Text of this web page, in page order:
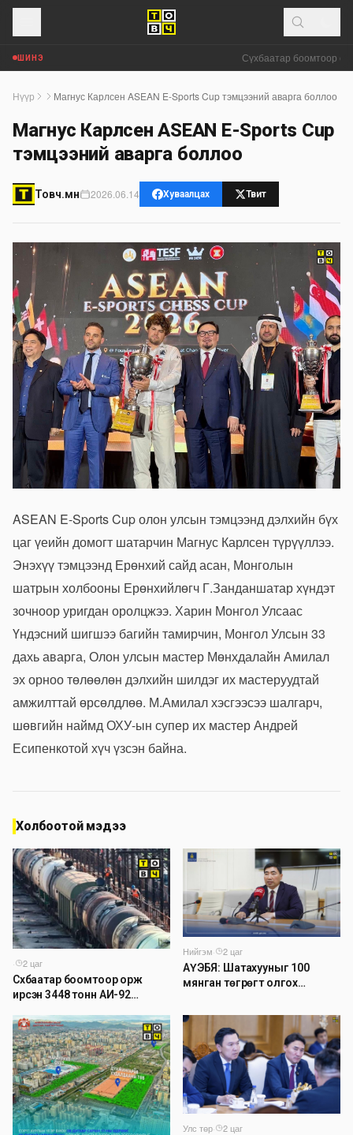
ШИНЭ Сүхбаатар боомтоор
Нүүр Магнус Карлсен ASEAN E-Sports Cup тэмцээний аварга боллоо
Магнус Карлсен ASEAN E-Sports Cup
тэмцээний аварга боллоо
Товч.мн 2026.06.14 Хуваалцах Твит
ASEAN E-Sports Cup олон улсын тэмцээнд дэлхийн бүх
цаг үеийн домогт шатарчин Магнус Карлсен түрүүллээ.
Энэхүү тэмцээнд Ерөнхий сайд асан, Монголын
шатрын холбооны Ерөнхийлөгч Г.Занданшатар хүндэт
зочноор уригдан оролцжээ. Харин Монгол Улсаас
Үндэсний шигшээ багийн тамирчин, Монгол Улсын 33
дахь аварга, Олон улсын мастер Мөнхдалайн Амилал
эх орноо төлөөлөн дэлхийн шилдэг их мастеруудтай
амжилттай өрсөлдлөө. М.Амилал хэсгээсээ шалгарч,
шөвгийн наймд ОХУ-ын супер их мастер Андрей
Есипенкотой хүч үзсэн байна.
Холбоотой мэдээ
·
2 цаг
Сүхбаатар боомтоор орж
ирсэн 3448 тонн АИ-92
буулгах ажлыг зохион
байгуулж байна
Нийгэм·
2 цаг
АҮЭБЯ: Шатахууныг 100
мянган төгрөгт олгох
Улс төр·
2 цаг